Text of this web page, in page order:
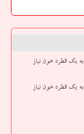
فقط به یک قطره خون نیاز
فقط به یک قطره خون نیاز